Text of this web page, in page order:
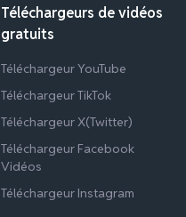
Téléchargeurs de vidéos
gratuits
Téléchargeur YouTube
Téléchargeur TikTok
Téléchargeur X(Twitter)
Téléchargeur Facebook
Vidéos
Téléchargeur Instagram